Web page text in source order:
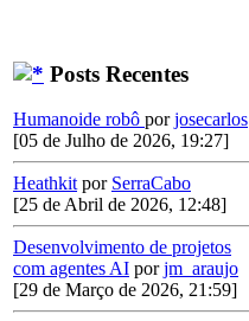
Posts Recentes
Humanoide robô porjosecarlos
[05 de Julho de 2026, 19:27]
Heathkit por SerraCabo
[25 de Abril de 2026, 12:48]
Desenvolvimento de projetos
com agentes AI porjm_araujo
[29 de Março de 2026, 21:59]